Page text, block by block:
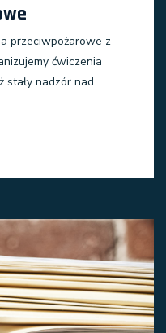
przeciwpożarowe z
ćwiczenia
stały nadzór nad